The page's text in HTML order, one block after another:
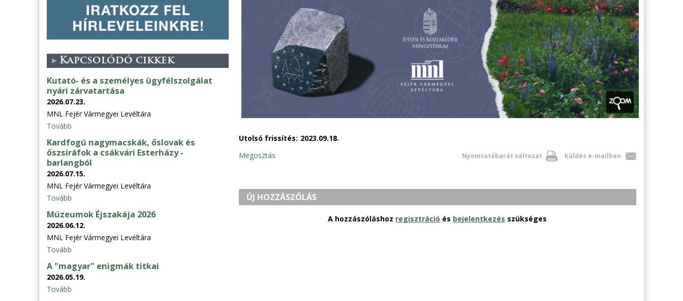
Utolsó frissítés: 2023.09.18.
Nyomtatóbarát változat küldés e-mailben
Megosztás
ÚJ HOZZÁSZÓLÁS
A hozzászóláshoz regisztráció és bejelentkezés szükséges
Kapcsolódó cikkek
Kutató- és a személyes ügyfélszolgálat
nyári zárvatartása
2026.07.23.
MNL Fejér Vármegyei Levéltára
Tovább
Kardfogú nagymacskák, őslovak és
őszsiráfok a csákvári Esterházy -
barlangból
2026.07.15.
MNL Fejér Vármegyei Levéltára
Tovább
Múzeumok Éjszakája 2026
2026.06.12.
MNL Fejér Vármegyei Levéltára
Tovább
A "magyar" enigmák titkai
2026.05.19.
Tovább